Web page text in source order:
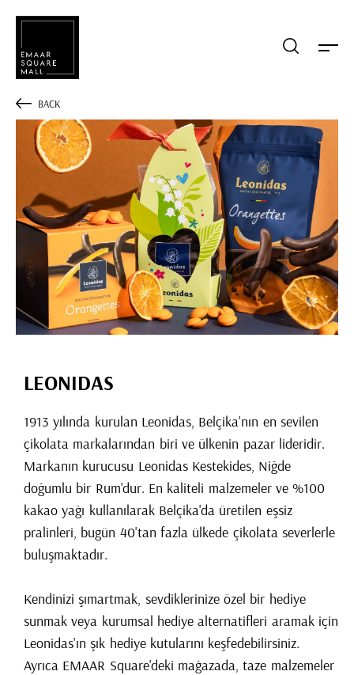
BACK
LEONIDAS
1913 yılında kurulan Leonidas, Belçika'nın en sevilen
çikolata markalarından biri ve ülkenin pazar lideridir.
Markanın kurucusu Leonidas Kestekides, Niğde
doğumlu bir Rum'dur. En kaliteli malzemeler ve %100
kakao yağı kullanılarak Belçika'da üretilen eşsiz
pralinleri, bugün 40'tan fazla ülkede çikolata severlerle
buluşmaktadır.
Kendinizi şımartmak, sevdiklerinize özel bir hediye
sunmak veya kurumsal hediye alternatifleri aramak için
Leonidas'ın şık hediye kutularını keşfedebilirsiniz.
Ayrıca EMAAR Square'deki mağazada, taze malzemeler
Mağaza, restaurant, etkinlik arama
POPÜLER ARAMALAR
Alışveriş Lezzet Eğlence
Kampanyalar Etkinlik